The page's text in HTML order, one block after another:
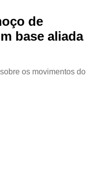
de
base aliada
os movimentos do